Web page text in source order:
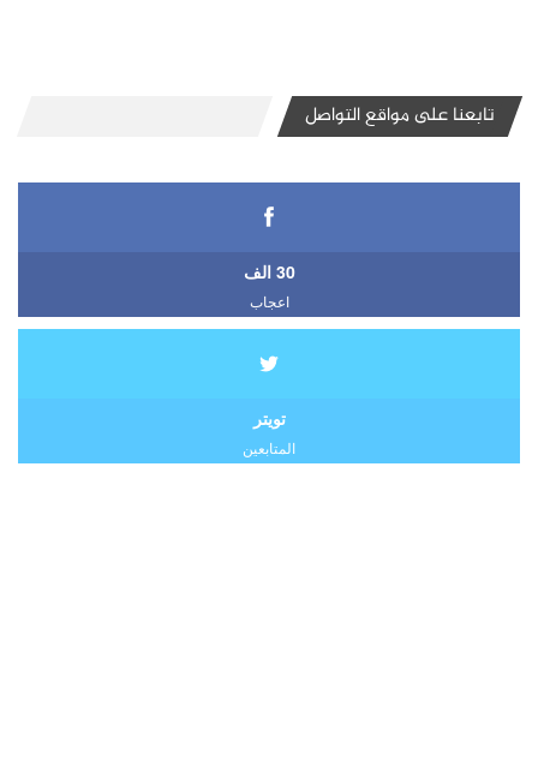
تابعنا على مواقع التواصل
30 الف
اعجاب
تويتر
المتابعين